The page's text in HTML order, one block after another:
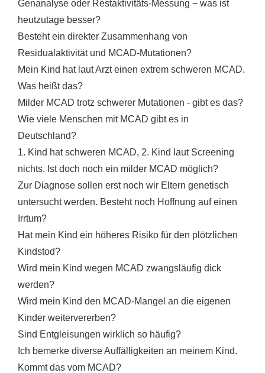
Genanalyse oder Restaktivitäts-Messung − was ist
heutzutage besser?
Besteht ein direkter Zusammenhang von
Residualaktivität und MCAD-Mutationen?
Mein Kind hat laut Arzt einen extrem schweren MCAD.
Was heißt das?
Milder MCAD trotz schwerer Mutationen - gibt es das?
Wie viele Menschen mit MCAD gibt es in
Deutschland?
1. Kind hat schweren MCAD, 2. Kind laut Screening
nichts. Ist doch noch ein milder MCAD möglich?
Zur Diagnose sollen erst noch wir Eltern genetisch
untersucht werden. Besteht noch Hoffnung auf einen
Irrtum?
Hat mein Kind ein höheres Risiko für den plötzlichen
Kindstod?
Wird mein Kind wegen MCAD zwangsläufig dick
werden?
Wird mein Kind den MCAD-Mangel an die eigenen
Kinder weitervererben?
Sind Entgleisungen wirklich so häufig?
Ich bemerke diverse Auffälligkeiten an meinem Kind.
Kommt das vom MCAD?